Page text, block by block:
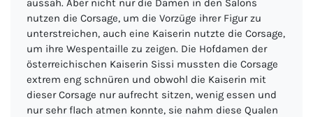
aussah. Aber nicht nur die Damen in den Salons
nutzen die Corsage, um die Vorzüge ihrer Figur zu
unterstreichen, auch eine Kaiserin nutzte die Corsage,
um ihre Wespentaille zu zeigen. Die Hofdamen der
österreichischen Kaiserin Sissi mussten die Corsage
extrem eng schnüren und obwohl die Kaiserin mit
dieser Corsage nur aufrecht sitzen, wenig essen und
nur sehr flach atmen konnte, sie nahm diese Qualen